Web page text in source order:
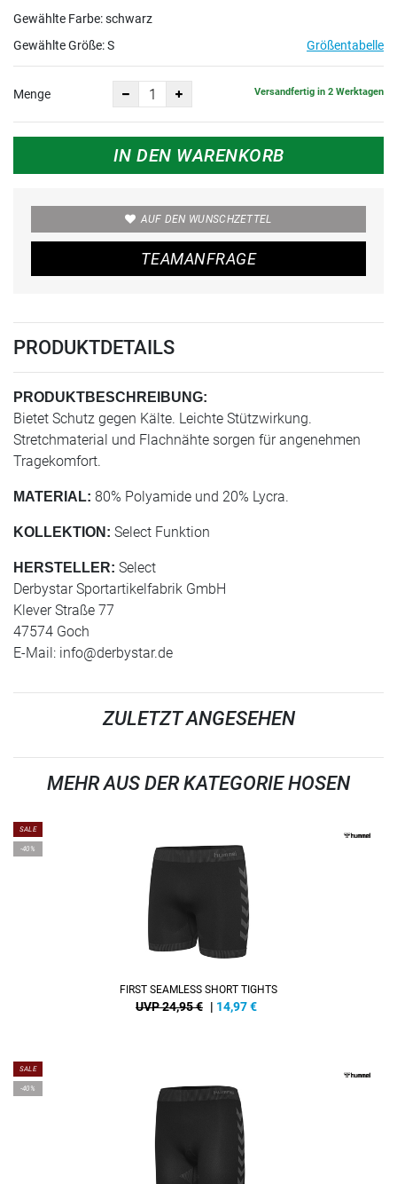
Gewählte Farbe: schwarz
Gewählte Größe:S Größentabelle
Menge Versandfertig in 2 Werktagen
IN DEN WARENKORB
AUF DEN WUNSCHZETTEL
TEAMANFRAGE
PRODUKTDETAILS
PRODUKTBESCHREIBUNG:
Bietet Schutz gegen Kälte. Leichte Stützwirkung.
Stretchmaterial und Flachnähte sorgen für angenehmen
Tragekomfort.
MATERIAL: 80% Polyamide und 20% Lycra.
KOLLEKTION: Select Funktion
HERSTELLER: Select
Derbystar Sportartikelfabrik GmbH
Klever Straße 77
47574 Goch
E-Mail: info@derbystar.de
ZULETZT ANGESEHEN
MEHR AUS DER KATEGORIE HOSEN
SALE
-40%
FIRST SEAMLESS SHORT TIGHTS
UVP 24,95 € | 14,97€
SALE
-40%